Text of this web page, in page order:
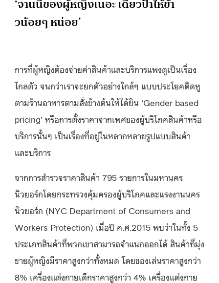
‘จานนี้ของผู้หญิงเนอะ เดี๋ยวป้าให้ข้า
วน้อยๆ หน่อย’
การที่ผู้หญิงต้องจ่ายค่าสินค้าและบริการแพงดูเป็นเรื่อง
ไกลตัว จนกว่าเราจะยกตัวอย่างใกล้ๆ แบบประโยคติดหู
ตามร้านอาหารตามสั่งข้างต้นให้ได้ยิน ‘Gender based
pricing’ หรือการตั้งราคาจากเพศของผู้บริโภคสินค้าหรือ
บริการนั้นๆ เป็นเรื่องที่อยู่ในหลากหลายรูปแบบสินค้า
และบริการ
จากการสำรวจราคาสินค้า 795 รายการในมหานคร
นิวยอร์กโดยกระทรวงคุ้มครองผู้บริโภคและแรงงานนคร
นิวยอร์ก (NYC Department of Consumers and
Workers Protection) เมื่อปี ค.ศ.2015 พบว่าในทั้ง 5
ประเภทสินค้าที่พวกเขาสามารถจำแนกออกได้ สินค้าที่มุ่ง
ขายผู้หญิงมีราคาสูงกว่าทั้งหมด โดยของเล่นราคาสูงกว่า
8% เครื่องแต่งกายเด็กราคาสูงกว่า 4% เครื่องแต่งกาย